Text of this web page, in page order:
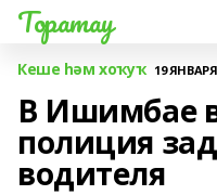
Торатау
Кеше һәм хоҡуҡ 19 ЯНВАРЯ
В Ишимбае
полиция
водителя